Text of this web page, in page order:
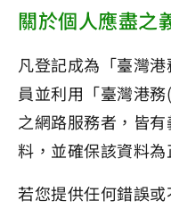
關於個人應盡之
凡登記成為「臺灣
員並利用「臺灣港
之網路服務者，皆
料，並確保該資料為
若您提供任何錯誤